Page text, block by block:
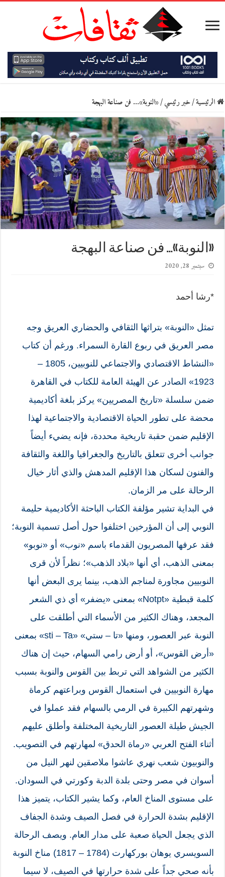
الرئيسية/خبر رئيسي/«النوبة»… فن صناعة البهجة
«النوبة»… فن صناعة البهجة
سبتمبر 28, 2020
*رشا أحمد
تمثل «النوبة» بتراثها الثقافي والحضاري العريق وجه
مصر العريق في ربوع القارة السمراء. ورغم أن كتاب
«النشاط الاقتصادي والاجتماعي للنوبيين، 1805 –
1923» الصادر عن الهيئة العامة للكتاب في القاهرة
ضمن سلسلة «تاريخ المصريين» يركز بلغة أكاديمية
محضة على تطور الحياة الاقتصادية والاجتماعية لهذا
الإقليم ضمن حقبة تاريخية محددة، فإنه يضيء أيضاً
جوانب أخرى تتعلق بالتاريخ والجغرافيا واللغة والثقافة
والفنون لسكان هذا الإقليم المدهش والذي أثار خيال
الرحالة على مر الزمان.
في البداية تشير مؤلفة الكتاب الباحثة الأكاديمية حليمة
النوبي إلى أن المؤرخين اختلفوا حول أصل تسمية النوبة؛
فقد عرفها المصريون القدماء باسم «نوب» أو «نوبو»
بمعنى الذهب، أي أنها «بلاد الذهب»؛ نظراً لأن قرى
النوبيين مجاورة لمناجم الذهب، بينما يرى البعض أنها
كلمة قبطية «Notpt» بمعنى «يضفر» أي ذي الشعر
المجعد، وهناك الكثير من الأسماء التي أطلقت على
النوبة عبر العصور، ومنها «تا – ستي» «sti – Ta» بمعنى
«أرض القوس»، أو أرض رامي السهام، حيث إن هناك
الكثير من الشواهد التي تربط بين القوس والنوبة بسبب
مهارة النوبيين في استعمال القوس وبراعتهم كرماة
وشهرتهم الكبيرة في الرمي بالسهام فقد عملوا في
الجيش طيلة العصور التاريخية المختلفة وأطلق عليهم
أثناء الفتح العربي «رماة الحدق» لمهارتهم في التصويب.
والنوبيون شعب نهري عاشوا ملاصقين لنهر النيل من
أسوان في مصر وحتى بلدة الدبة وكورتي في السودان.
على مستوى المناخ العام، وكما يشير الكتاب، يتميز هذا
الإقليم بشدة الحرارة في فصل الصيف وشدة الجفاف
الذي يجعل الحياة صعبة على مدار العام. ويصف الرحالة
السويسري يوهان بوركهارت (1784 – 1817) مناخ النوبة
بأنه صحي جداً على شدة حرارتها في الصيف، لا سيما